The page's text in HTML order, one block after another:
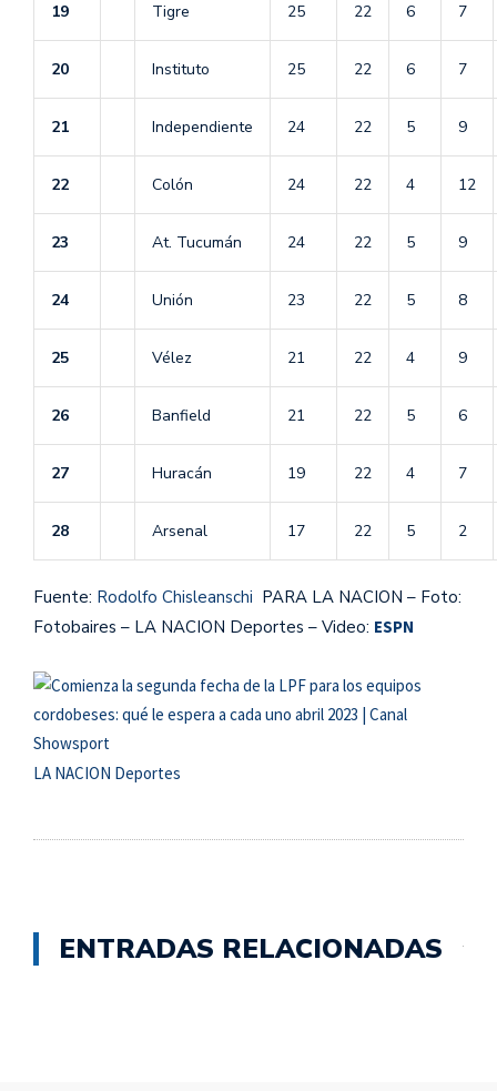
19 Tigre 25 22 6 7
20 Instituto 25 22 6 7
21 Independiente 24 22 5 9
22 Colón 24 22 4 12
23 At. Tucumán 24 22 5 9
24 Unión 23 22 5 8
25 Vélez 21 22 4 9
26 Banfield 21 22 5 6
27 Huracán 19 22 4 7
28 Arsenal 17 22 5 2
Fuente: Rodolfo Chisleanschi PARA LA NACION – Foto:
Fotobaires – LA NACION Deportes – Video: ESPN
LA NACION Deportes
ENTRADAS RELACIONADAS